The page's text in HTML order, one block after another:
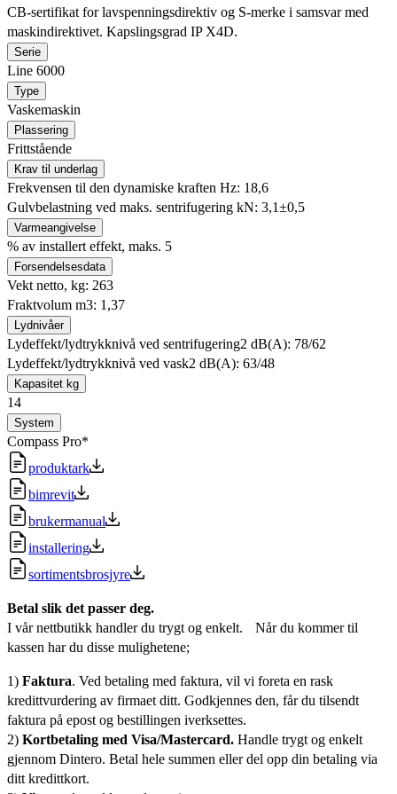
CB-sertifikat for lavspenningsdirektiv og S-merke i samsvar med
maskindirektivet. Kapslingsgrad IP X4D.
Serie
Line 6000
Type
Vaskemaskin
Plassering
Frittstående
Krav til underlag
Frekvensen til den dynamiske kraften Hz: 18,6
Gulvbelastning ved maks. sentrifugering kN: 3,1±0,5
Varmeangivelse
% av installert effekt, maks. 5
Forsendelsesdata
Vekt netto, kg: 263
Fraktvolum m3: 1,37
Lydnivåer
Lydeffekt/lydtrykknivå ved sentrifugering2 dB(A): 78/62
Lydeffekt/lydtrykknivå ved vask2 dB(A): 63/48
Kapasitet kg
14
System
Compass Pro*
produktark
bimrevit
brukermanual
installering
sortimentsbrosjyre
Betal slik det passer deg.
I vår nettbutikk handler du trygt og enkelt. Når du kommer til
kassen har du disse mulighetene;
1) Faktura. Ved betaling med faktura, vil vi foreta en rask
kredittvurdering av firmaet ditt. Godkjennes den, får du tilsendt
faktura på epost og bestillingen iverksettes.
2) Kortbetaling med Visa/Mastercard. Handle trygt og enkelt
gjennom Dintero. Betal hele summen eller del opp din betaling via
ditt kredittkort.